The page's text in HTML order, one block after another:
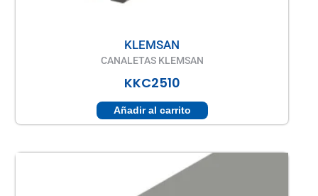
KLEMSAN
CANALETAS KLEMSAN
KKC2510
Añadir al carrito